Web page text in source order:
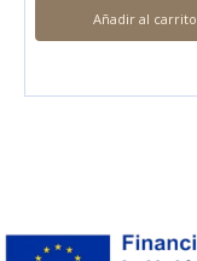
Añadir al carrito